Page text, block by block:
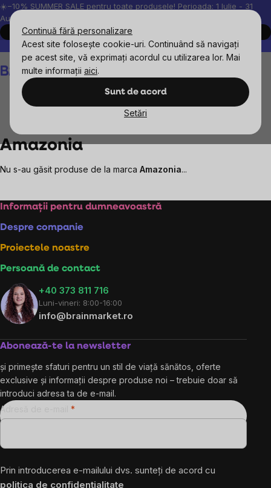
Continuă fără personalizare
Acest site folosește cookie-uri. Continuând să navigați
pe acest site, vă exprimați acordul cu utilizarea lor. Mai
multe informații aici.
Sunt de acord
Setări
Treci
la
conținut
☀️−10% SUMMER SALE pentru toate produsele! Perioada: 1 Iulie - 31
August, 2026.
Cumpără acum
Peste 200.000 de recenzii verificate
Produsele noastre sunt
Coş
de
Amazonia
Nu s-au găsit produse de la marca Amazonia...
Subsol
Informații pentru dumneavoastră
Despre companie
Proiectele noastre
Persoană de contact
+40 373 811 716
Luni-vineri: 8:00-16:00
info@brainmarket.ro
Abonează-te la newsletter
și primește sfaturi pentru un stil de viață sănătos, oferte
exclusive și informații despre produse noi – trebuie doar să
introduci adresa ta de e-mail.
Adresă de e-mail
Prin introducerea e-mailului dvs. sunteți de acord cu
politica de confidențialitate